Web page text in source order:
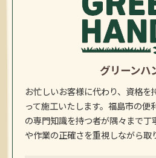
グリーンハ
お忙しいお客様に代わり、資格
って施工いたします。福島市の便
の専門知識を持つ者が隅々まで
や作業の正確さを重視しながら取